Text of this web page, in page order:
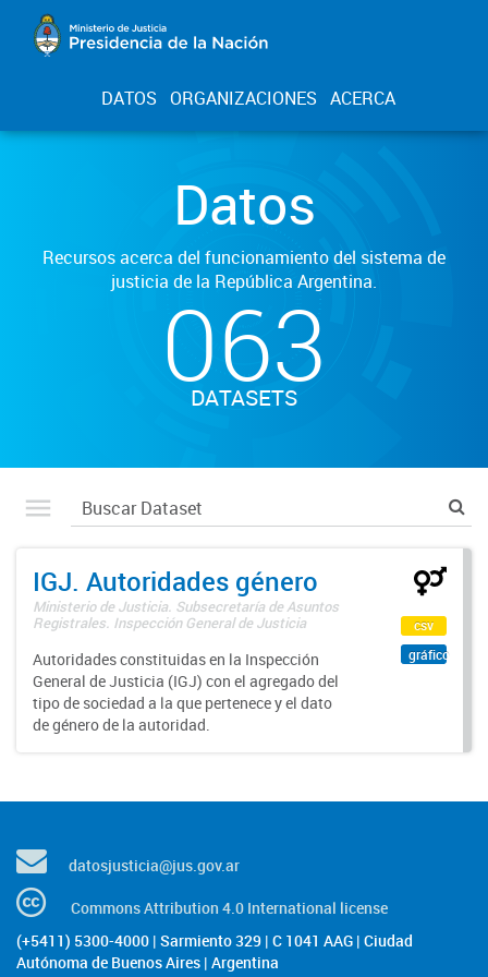
DATOS ORGANIZACIONES ACERCA
Datos
Recursos acerca del funcionamiento del sistema de
justicia de la República Argentina.
063
DATASETS
IGJ. Autoridades género
Ministerio de Justicia. Subsecretaría de Asuntos
Registrales. Inspección General de Justicia
Autoridades constituidas en la Inspección
General de Justicia (IGJ) con el agregado del
tipo de sociedad a la que pertenece y el dato
de género de la autoridad.
csv
gráfico
datosjusticia@jus.gov.ar
Commons Attribution 4.0 International license
(+5411) 5300-4000 | Sarmiento 329 | C 1041 AAG | Ciudad
Autónoma de Buenos Aires | Argentina